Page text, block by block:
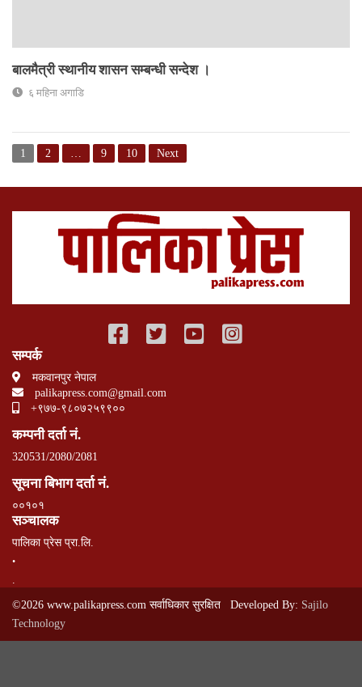
बालमैत्री स्थानीय शासन सम्बन्धी सन्देश ।
६ महिना अगाडि
1 2 9 10 Next
सम्पर्क
मकवानपुर नेपाल
palikapress.com@gmail.com
+९७७-९८०७२५९९००
कम्पनी दर्ता नं.
320531/2080/2081
सूचना बिभाग दर्ता नं.
००१०१
सञ्चालक
पालिका प्रेस प्रा.लि.
.
©2026 www.palikapress.com सर्वाधिकार सुरक्षित Developed By: Sajilo
Technology